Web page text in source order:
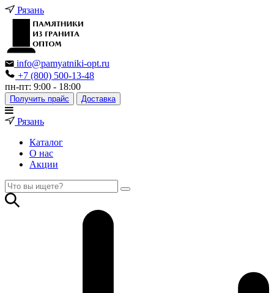
Рязань
info@pamyatniki-opt.ru
+7 (800) 500-13-48
пн-пт: 9:00 - 18:00
Получить прайс Доставка
Рязань
Каталог
О нас
Акции